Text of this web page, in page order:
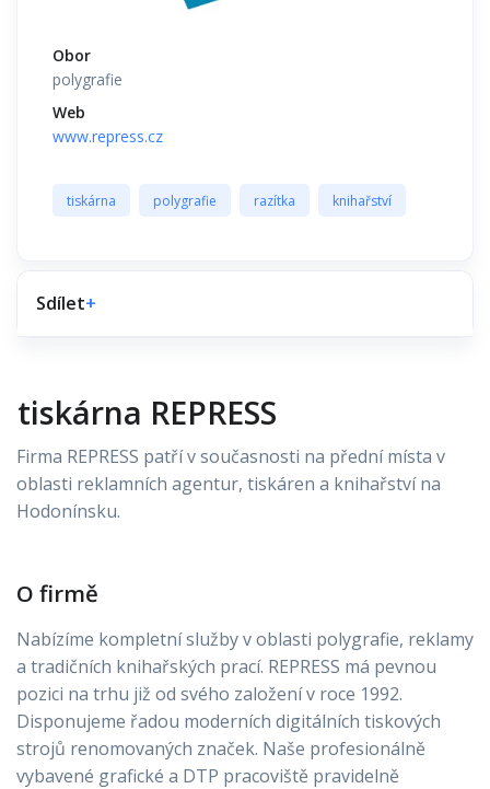
Obor
polygrafie
Web
www.repress.cz
tiskárna polygrafie razítka knihařství
Sdílet+
tiskárna REPRESS
Firma REPRESS patří v současnosti na přední místa v
oblasti reklamních agentur, tiskáren a knihařství na
Hodonínsku.
O firmě
Nabízíme kompletní služby v oblasti polygrafie, reklamy
a tradičních knihařských prací. REPRESS má pevnou
pozici na trhu již od svého založení v roce 1992.
Disponujeme řadou moderních digitálních tiskových
strojů renomovaných značek. Naše profesionálně
vybavené grafické a DTP pracoviště pravidelně